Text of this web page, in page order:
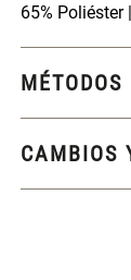
65% Poliéster
CAMBIOS